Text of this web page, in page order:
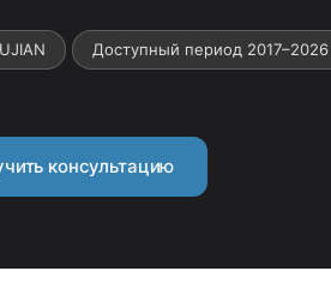
Доступный период 2017–2026
консультацию